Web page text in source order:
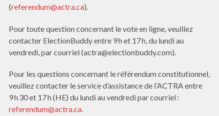
(referendum@actra.ca).
Pour toute question concernant le vote en ligne, veuillez
contacter ElectionBuddy entre 9 h et 17 h, du lundi au
vendredi, par courriel (actra@electionbuddy.com).
Pour les questions concernant le référendum constitutionnel,
veuillez contacter le service d’assistance de l’ACTRA entre
9 h 30 et 17 h (HE) du lundi au vendredi par courriel :
referendum@actra.ca.